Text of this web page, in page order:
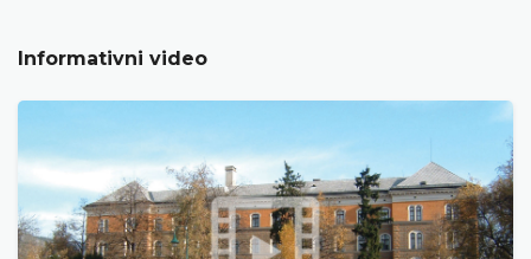
Informativni video